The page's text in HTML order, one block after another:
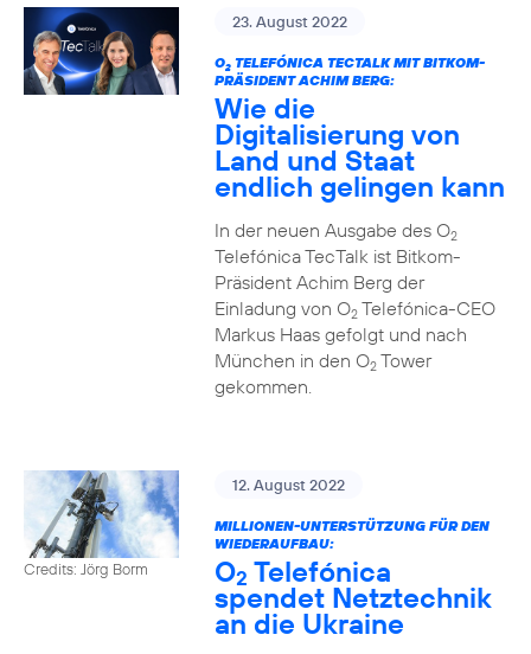
23. August 2022
O2TELEFÓNICA TECTALK MIT BITKOM-
PRÄSIDENT ACHIM BERG:
Wie die
Digitalisierung von
Land und Staat
endlich gelingen kann
In der neuen Ausgabe des O2
Telefónica TecTalk ist Bitkom-
Präsident Achim Berg der
Einladung von O2Telefónica-CEO
Markus Haas gefolgt und nach
München in den O2Tower
gekommen.
Credits: Jörg Borm
12. August 2022
MILLIONEN-UNTERSTÜTZUNG FÜR DEN
WIEDERAUFBAU:
O2 Telefónica
spendet Netztechnik
an die Ukraine